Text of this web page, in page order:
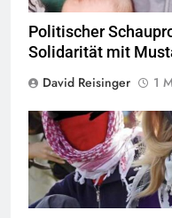
Politischer
Solidarität mit
David Reisinger
1